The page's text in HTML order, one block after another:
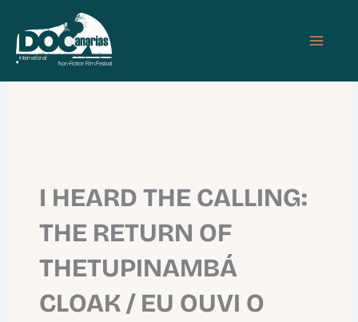
content
I HEARD THE CALLING:
THE RETURN OF
THETUPINAMBÁ
CLOAK / EU OUVI O